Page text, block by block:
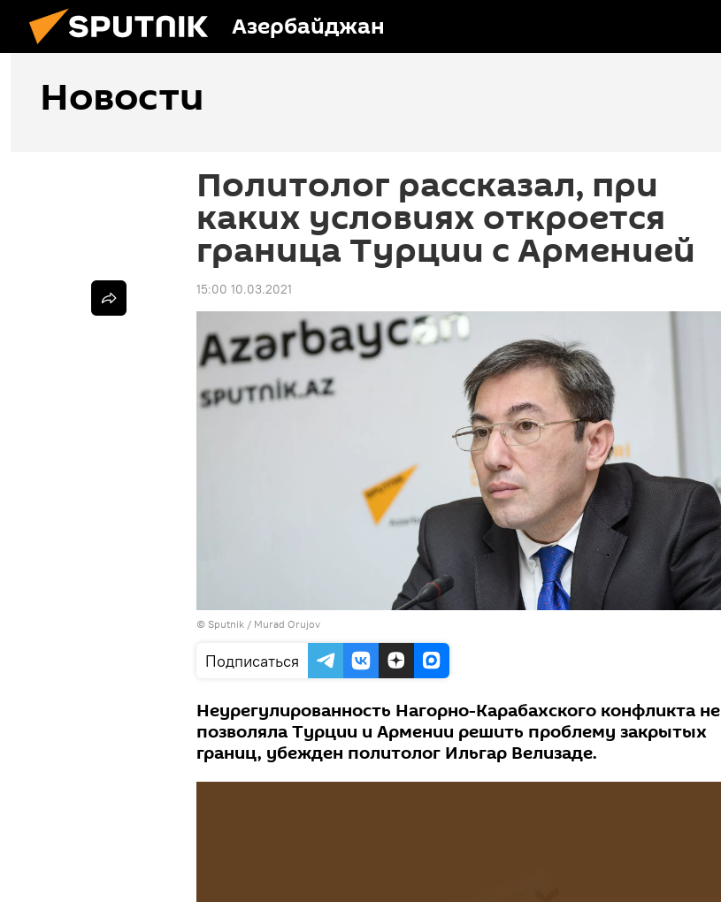
Азербайджан
Новости
Политолог рассказал, при
каких условиях откроется
граница Турции с Арменией
15:00 10.03.2021
© Sputnik / Murad Orujov
Подписаться
Неурегулированность Нагорно-Карабахского конфликта не
позволяла Турции и Армении решить проблему закрытых
границ, убежден политолог Ильгар Велизаде.